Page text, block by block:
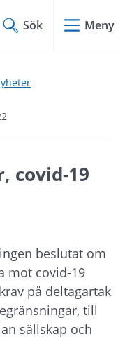
Sök Meny
covid-19
beslutat om
mot covid-19
på deltagartak
till
sällskap och